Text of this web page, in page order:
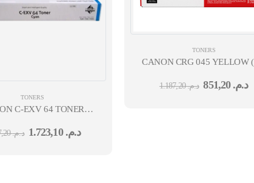
TONERS
C-EXV 64 TONER
د.م.2.027,20 د.م. 1.723,10
TONERS
CANON CRG 045 YELLOW
د.م.1.187,20 د.م. 851,20